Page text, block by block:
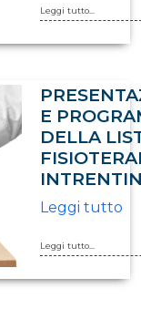
Leggi tutto...
E
DELLA
Leggi tutto
Leggi tutto...